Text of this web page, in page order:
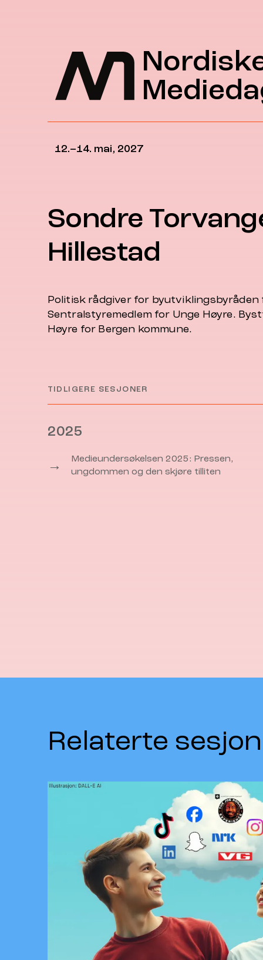
12.–14. mai, 2027
Sondre
Hillestad
Politisk rådgiver for byutviklingsbyråden
Sentralstyremedlem for Unge Høyre.
Høyre for Bergen kommune.
TIDLIGERE SESJONER
2025
→
Medieundersøkelsen 2025: Pressen,
ungdommen og den skjøre tilliten
Relaterte